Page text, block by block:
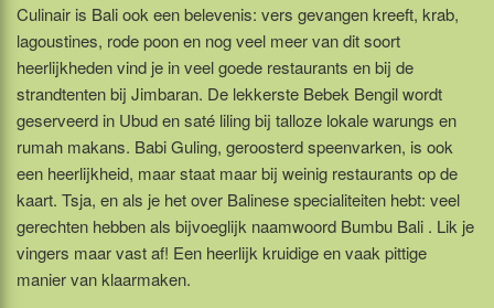
Culinair is Bali ook een belevenis: vers gevangen kreeft, krab,
lagoustines, rode poon en nog veel meer van dit soort
heerlijkheden vind je in veel goede restaurants en bij de
strandtenten bij Jimbaran. De lekkerste Bebek Bengil wordt
geserveerd in Ubud en saté liling bij talloze lokale warungs en
rumah makans. Babi Guling, geroosterd speenvarken, is ook
een heerlijkheid, maar staat maar bij weinig restaurants op de
kaart. Tsja, en als je het over Balinese specialiteiten hebt: veel
gerechten hebben als bijvoeglijk naamwoord Bumbu Bali . Lik je
vingers maar vast af! Een heerlijk kruidige en vaak pittige
manier van klaarmaken.